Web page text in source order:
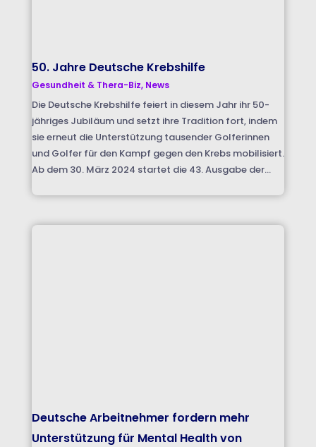
50. Jahre Deutsche Krebshilfe
Gesundheit & Thera-Biz, News
Die Deutsche Krebshilfe feiert in diesem Jahr ihr 50-
jähriges Jubiläum und setzt ihre Tradition fort, indem
sie erneut die Unterstützung tausender Golferinnen
und Golfer für den Kampf gegen den Krebs mobilisiert.
Ab dem 30. März 2024 startet die 43. Ausgabe der...
Deutsche Arbeitnehmer fordern mehr
Unterstützung für Mental Health von